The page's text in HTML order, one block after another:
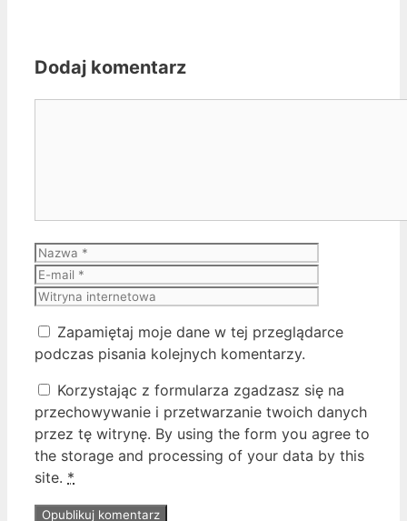
Dodaj komentarz
Nazwa
Zapamiętaj moje dane w tej przeglądarce
podczas pisania kolejnych komentarzy.
Korzystając z formularza zgadzasz się na
przechowywanie i przetwarzanie twoich danych
przez tę witrynę. By using the form you agree to
the storage and processing of your data by this
site. *